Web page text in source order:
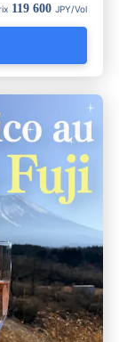
119 600 JPY/Vol